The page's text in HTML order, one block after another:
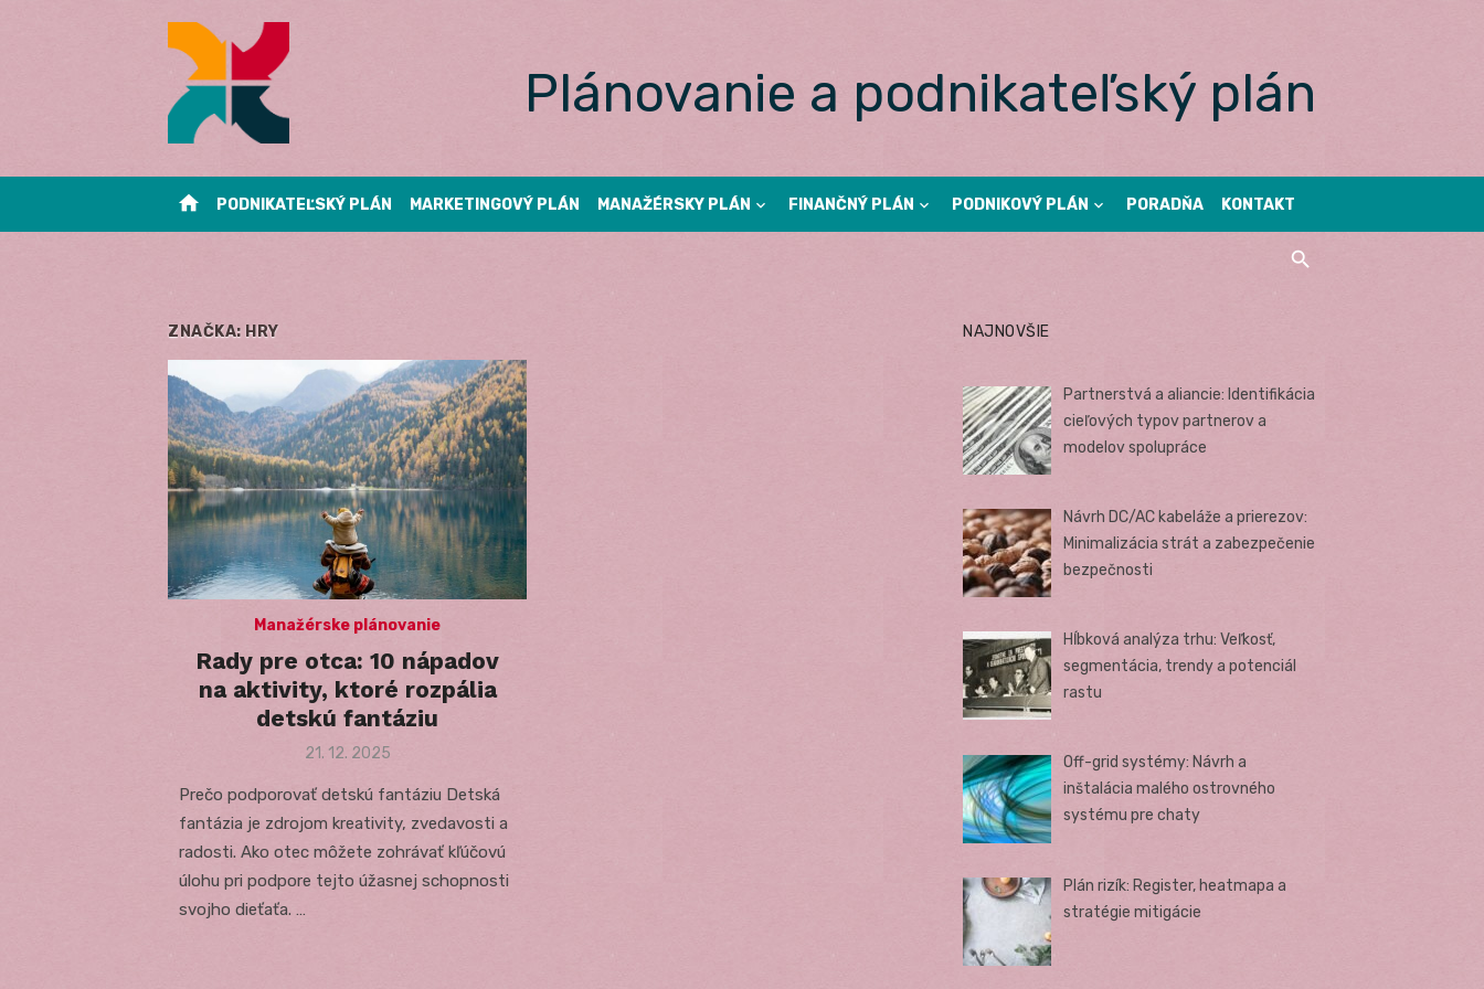
Plánovanie a podnikateľský plán
home PODNIKATEĽSKÝ PLÁN MARKETINGOVÝ PLÁN MANAŽÉRSKY PLÁN FINANČNÝ PLÁN PODNIKOVÝ PLÁN PORADŇA KONTAKT
ZNAČKA: HRY
Manažérske plánovanie
Rady pre otca: 10 nápadov
na aktivity, ktoré rozpália
detskú fantáziu
Posted
21. 12. 2025
Prečo podporovať detskú fantáziu Detská
fantázia je zdrojom kreativity, zvedavosti a
radosti. Ako otec môžete zohrávať kľúčovú
úlohu pri podpore tejto úžasnej schopnosti
svojho dieťaťa. …
NAJNOVŠIE
Partnerstvá a aliancie: Identifikácia
cieľových typov partnerov a
modelov spolupráce
Návrh DC/AC kabeláže a prierezov:
Minimalizácia strát a zabezpečenie
bezpečnosti
Hĺbková analýza trhu: Veľkosť,
segmentácia, trendy a potenciál
rastu
Off-grid systémy: Návrh a
inštalácia malého ostrovného
systému pre chaty
Plán rizík: Register, heatmapa a
stratégie mitigácie